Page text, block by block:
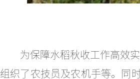
为保障水稻秋收工作高效
组织了农技员及农机手等。同